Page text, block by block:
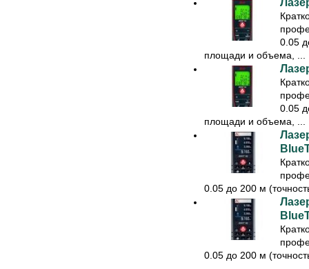
0.05
площади и объема, ...
0.05
площади и объема, ...
0.05 до 200 м
0.05 до 200 м